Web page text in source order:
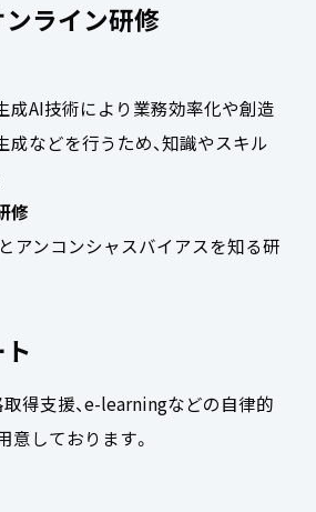
ライン研修
成AI技術により業務効率化や創造
成などを行うため、知識やスキル
修
アンコンシャスバイアスを知る研
取得支援、e-learningなどの自律的
意しております。